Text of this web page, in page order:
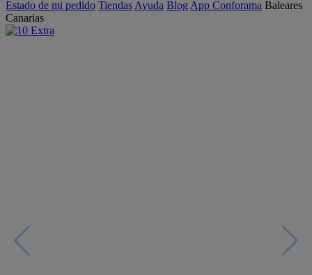
Estado de mi pedido Tiendas Ayuda Blog App Conforama Baleares
Canarias